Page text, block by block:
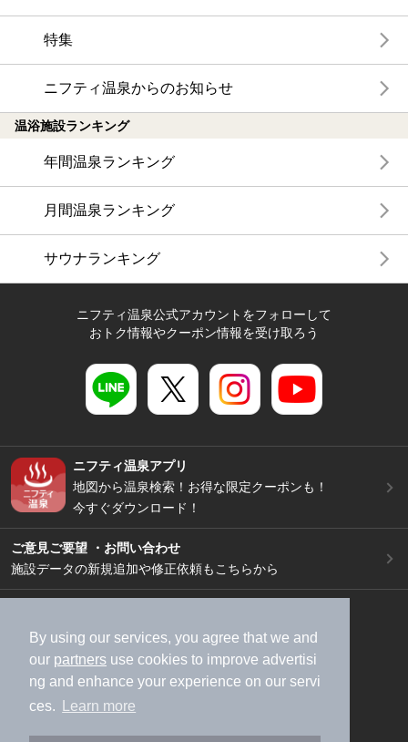
By using our services, you agree that we and
our partners use cookies to improve advertisi
ng and enhance your experience on our servi
ces.
Learn more
特集
ニフティ温泉からのお知らせ
温浴施設ランキング
年間温泉ランキング
月間温泉ランキング
サウナランキング
ニフティ温泉公式アカウントをフォローして
おトク情報やクーポン情報を受け取ろう
ニフティ温泉アプリ
地図から温泉検索！お得な限定クーポンも！
今すぐダウンロード！
ご意見ご要望 ・お問い合わせ
施設データの新規追加や修正依頼もこちらから
加盟店募集（資料請求）
広告出稿のご案内
利用規約
ライフスタイルMEMBERS+規約
特定商取引法に基づく表記
ヘルプ
採用情報
運営会社